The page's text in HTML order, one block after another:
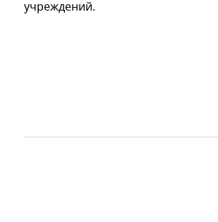
учреждений.